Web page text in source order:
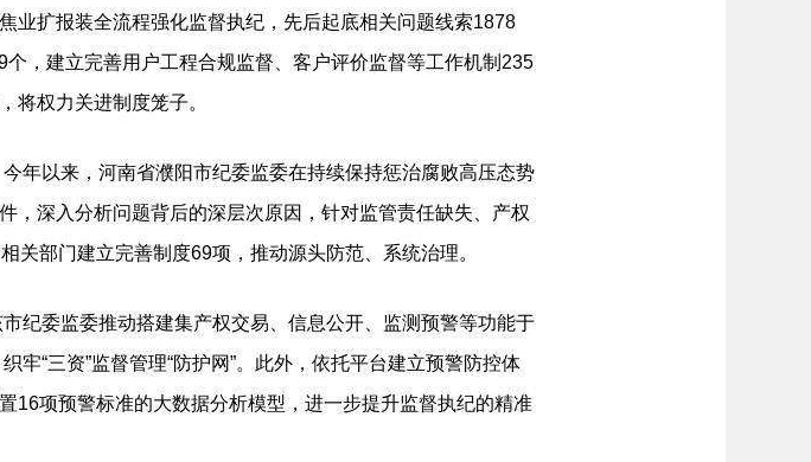
业扩报装全流程强化监督执纪，先后起底相关问题线索1878
，建立完善用户工程合规监督、客户评价监督等工作机制235
将权力关进制度笼子。
以来，河南省濮阳市纪委监委在持续保持惩治腐败高压态势
，深入分析问题背后的深层次原因，针对监管责任缺失、产权
关部门建立完善制度69项，推动源头防范、系统治理。
委监委推动搭建集产权交易、信息公开、监测预警等功能于
牢“三资”监督管理“防护网”。此外，依托平台建立预警防控体
16项预警标准的大数据分析模型，进一步提升监督执纪的精准